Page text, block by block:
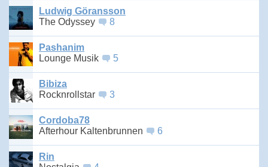
Ludwig Göransson
The Odyssey
8
Pashanim
Lounge Musik
5
Bibiza
Rocknrollstar
3
Cordoba78
Afterhour Kaltenbrunnen
6
Rin